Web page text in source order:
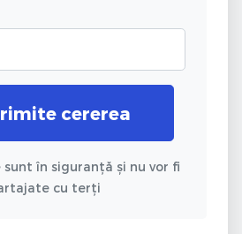
cererea
în siguranță și nu vor fi
cu terți